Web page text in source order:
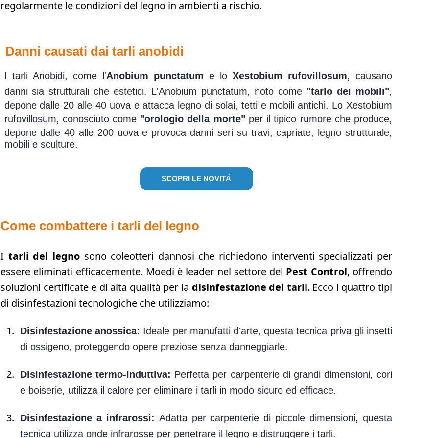
regolarmente le condizioni del legno in ambienti a rischio.
Danni causati dai tarli anobidi
I tarli Anobidi, come l'Anobium punctatum e loXestobium rufovillosum, causano
danni sia strutturali che estetici. L'Anobium punctatum, noto come "tarlo dei mobili",
depone dalle 20 alle 40 uova e attacca legno di solai, tetti e mobili antichi. Lo Xestobium
rufovillosum, conosciuto come "orologio della morte"per il tipico rumore che produce,
depone dalle 40 alle 200 uova e provoca danni seri su travi, capriate, legno strutturale,
mobili e sculture.
SCOPRI LE NOVITÁ
Come combattere i tarli del legno
I tarli del legnosono coleotteri dannosi che richiedono interventi specializzati per
essere eliminati efficacemente. Moedi è leader nel settore del Pest Control, offrendo
soluzioni certificate e di alta qualità per la disinfestazione dei tarli. Ecco i quattro tipi
di disinfestazioni tecnologiche che utilizziamo:
Disinfestazione anossica: Ideale per manufatti d'arte, questa tecnica priva gli insetti
di ossigeno, proteggendo opere preziose senza danneggiarle.
Disinfestazione termo-induttiva: Perfetta per carpenterie di grandi dimensioni, cori
e boiserie, utilizza il calore per eliminare i tarli in modo sicuro ed efficace.
Disinfestazione a infrarossi: Adatta per carpenterie di piccole dimensioni, questa
tecnica utilizza onde infrarosse per penetrare il legno e distruggere i tarli.